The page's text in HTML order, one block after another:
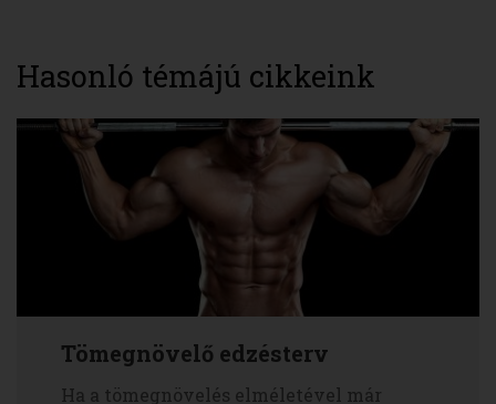
Hasonló témájú cikkeink
Tömegnövelő edzésterv
Ha a tömegnövelés elméletével már